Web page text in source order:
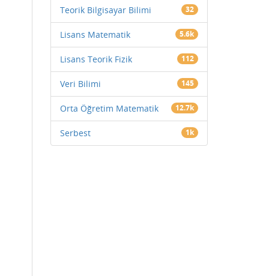
Teorik Bilgisayar Bilimi 32
Lisans Matematik 5.6k
Lisans Teorik Fizik 112
Veri Bilimi 145
Orta Öğretim Matematik 12.7k
Serbest 1k